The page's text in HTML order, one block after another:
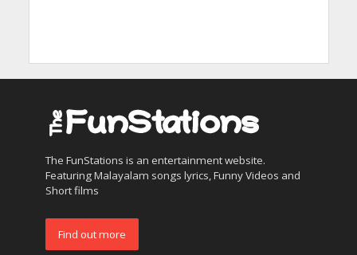
The FunStations is an entertainment website.
Featuring Malayalam songs lyrics, Funny Videos and
Short films
Find out more